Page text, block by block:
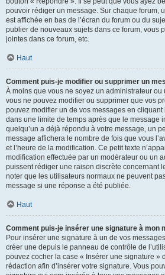
pouvoir rédiger un message. Sur chaque forum,
est affichée en bas de l’écran du forum ou du
publier de nouveaux sujets dans ce forum, vous
jointes dans ce forum, etc.
Haut
Comment puis-je modifier ou supprimer un
À moins que vous ne soyez un administrateur ou
vous ne pouvez modifier ou supprimer que vos
pouvez modifier un de vos messages en
dans une limite de temps après que le message
quelqu’un a déjà répondu à votre message, un
message affichera le nombre de fois que vous
et l’heure de la modification. Ce petit texte
modification effectuée par un modérateur ou un
puissent rédiger une raison discrète concernant
noter que les utilisateurs normaux ne peuvent
message si une réponse a été publiée.
Haut
Comment puis-je insérer une signature à mon
Pour insérer une signature à un de vos
créer une depuis le panneau de contrôle de
pouvez cocher la case « Insérer une signature »
rédaction afin d’insérer votre signature. Vous